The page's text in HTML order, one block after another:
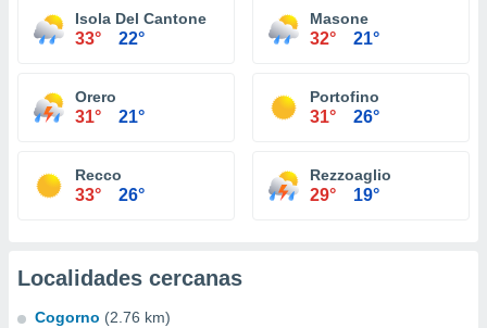
Isola Del Cantone
33° 22°
Masone
32° 21°
Orero
31° 21°
Portofino
31° 26°
Recco
33° 26°
Rezzoaglio
29° 19°
Localidades cercanas
Cogorno (2.76 km)